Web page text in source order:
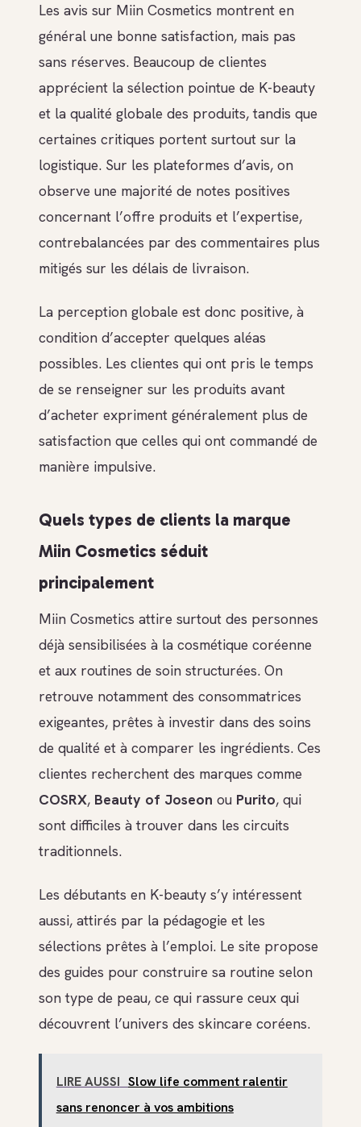
Les avis sur Miin Cosmetics montrent en
général une bonne satisfaction, mais pas
sans réserves. Beaucoup de clientes
apprécient la sélection pointue de K-beauty
et la qualité globale des produits, tandis que
certaines critiques portent surtout sur la
logistique. Sur les plateformes d’avis, on
observe une majorité de notes positives
concernant l’offre produits et l’expertise,
contrebalancées par des commentaires plus
mitigés sur les délais de livraison.
La perception globale est donc positive, à
condition d’accepter quelques aléas
possibles. Les clientes qui ont pris le temps
de se renseigner sur les produits avant
d’acheter expriment généralement plus de
satisfaction que celles qui ont commandé de
manière impulsive.
Quels types de clients la marque
Miin Cosmetics séduit
principalement
Miin Cosmetics attire surtout des personnes
déjà sensibilisées à la cosmétique coréenne
et aux routines de soin structurées. On
retrouve notamment des consommatrices
exigeantes, prêtes à investir dans des soins
de qualité et à comparer les ingrédients. Ces
clientes recherchent des marques comme
COSRX, Beauty of Joseon ou Purito, qui
sont difficiles à trouver dans les circuits
traditionnels.
Les débutants en K-beauty s’y intéressent
aussi, attirés par la pédagogie et les
sélections prêtes à l’emploi. Le site propose
des guides pour construire sa routine selon
son type de peau, ce qui rassure ceux qui
découvrent l’univers des skincare coréens.
LIRE AUSSI Slow life comment ralentir
sans renoncer à vos ambitions